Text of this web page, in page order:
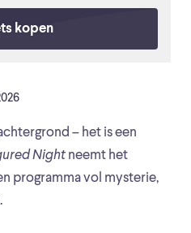
– het is een
Night neemt het
programma vol mysterie,
kopen